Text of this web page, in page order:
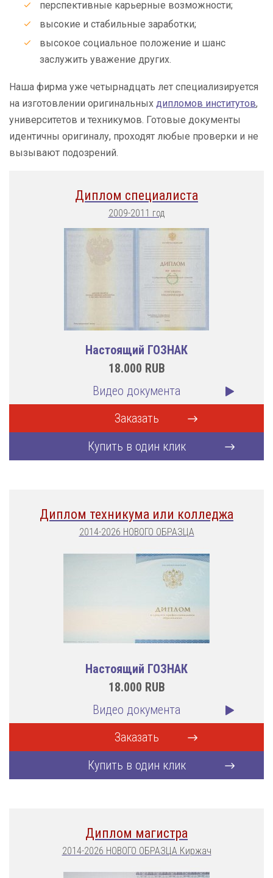
перспективные карьерные возможности;
высокие и стабильные заработки;
высокое социальное положение и шанс
заслужить уважение других.
Наша фирма уже четырнадцать лет специализируется
на изготовлении оригинальных дипломов институтов,
университетов и техникумов. Готовые документы
идентичны оригиналу, проходят любые проверки и не
вызывают подозрений.
Диплом специалиста
2009-2011 год
Настоящий ГОЗНАК
18.000 RUB
Видео документа
Заказать
Купить в один клик
Диплом техникума или колледжа
2014-2026 НОВОГО ОБРАЗЦА
Настоящий ГОЗНАК
18.000 RUB
Видео документа
Заказать
Купить в один клик
Диплом магистра
2014-2026 НОВОГО ОБРАЗЦА Киржач